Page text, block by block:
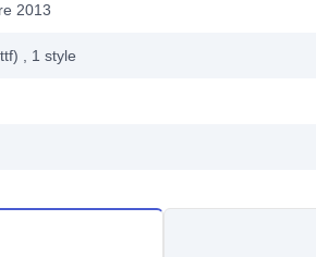
2013
, 1 style